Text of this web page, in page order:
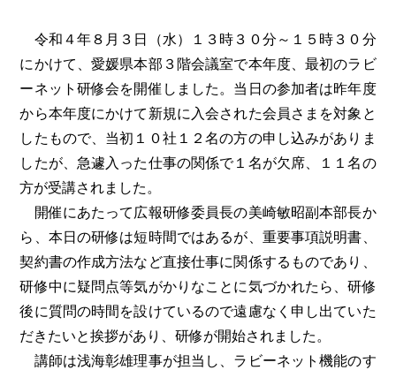
令和４年８月３日（水）１３時３０分～１５時３０分
にかけて、愛媛県本部３階会議室で本年度、最初のラビ
ーネット研修会を開催しました。当日の参加者は昨年度
から本年度にかけて新規に入会された会員さまを対象と
したもので、当初１０社１２名の方の申し込みがありま
したが、急遽入った仕事の関係で１名が欠席、１１名の
方が受講されました。
開催にあたって広報研修委員長の美崎敏昭副本部長か
ら、本日の研修は短時間ではあるが、重要事項説明書、
契約書の作成方法など直接仕事に関係するものであり、
研修中に疑問点等気がかりなことに気づかれたら、研修
後に質問の時間を設けているので遠慮なく申し出ていた
だきたいと挨拶があり、研修が開始されました。
講師は浅海彰雄理事が担当し、ラビーネット機能のす